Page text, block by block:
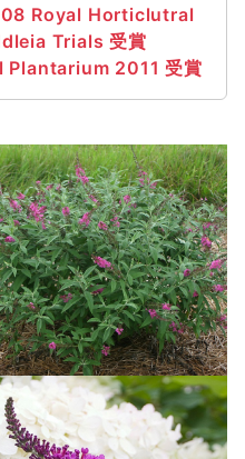
Royal Horticlutral
Trials 受賞
Plantarium 2011 受賞